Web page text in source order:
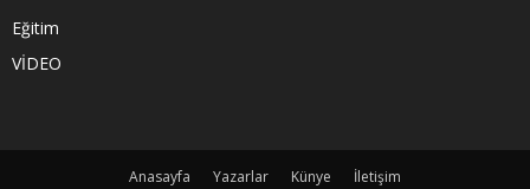
Eğitim
VİDEO
Anasayfa Yazarlar Künye
İletişim